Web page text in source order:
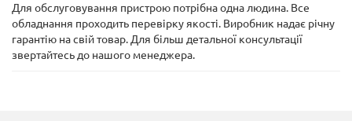
Для обслуговування пристрою потрібна одна людина. Все
обладнання проходить перевірку якості. Виробник надає річну
гарантію на свій товар. Для більш детальної консультації
звертайтесь до нашого менеджера.